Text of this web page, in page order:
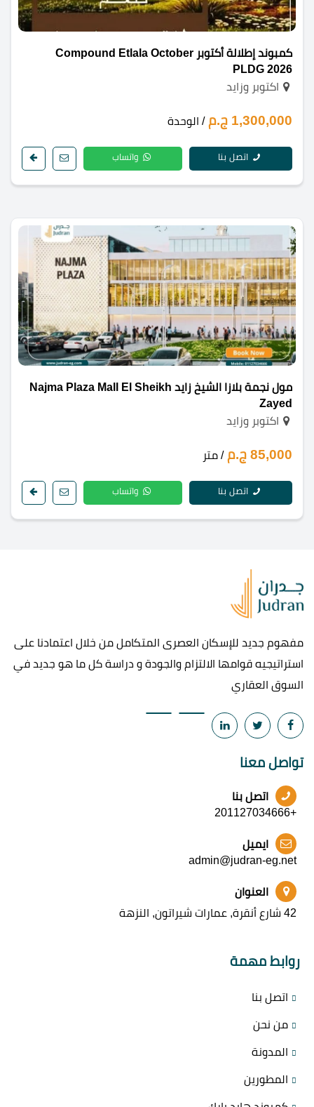
كمبوند إطلالة أكتوبر Compound Etlala October
PLDG 2026
اكتوبر وزايد
1,300,000 ج.م / الوحدة
اتصل بنا واتساب
مول نجمة بلازا الشيخ زايد Najma Plaza Mall El Sheikh
Zayed
اكتوبر وزايد
85,000 ج.م / متر
اتصل بنا واتساب
مفهوم جديد للإسكان العصرى المتكامل من خلال اعتمادنا على
استراتيجيه قوامها الالتزام والجودة و دراسة كل ما هو جديد في
السوق العقاري
تواصل معنا
اتصل بنا
+201127034666
ايميل
admin@judran-eg.net
العنوان
42 شارع أنقرة, عمارات شيراتون, النزهة
روابط مهمة
اتصل بنا
من نحن
المدونة
المطورين